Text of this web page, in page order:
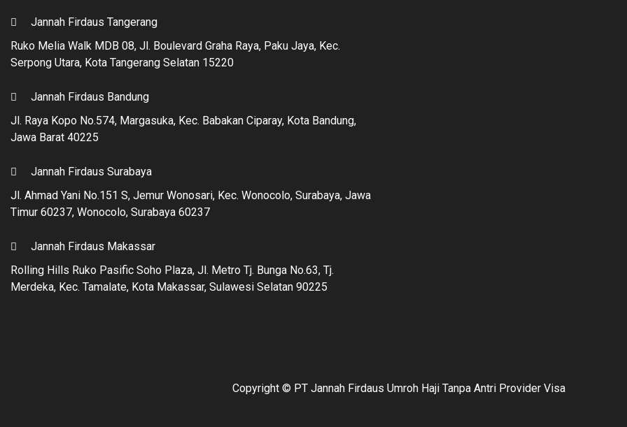
Jannah Firdaus Tangerang
Ruko Melia Walk MDB 08, Jl. Boulevard Graha Raya, Paku Jaya, Kec.
Serpong Utara, Kota Tangerang Selatan 15220
Jannah Firdaus Bandung
Jl. Raya Kopo No.574, Margasuka, Kec. Babakan Ciparay, Kota Bandung,
Jawa Barat 40225
Jannah Firdaus Surabaya
Jl. Ahmad Yani No.151 S, Jemur Wonosari, Kec. Wonocolo, Surabaya, Jawa
Timur 60237, Wonocolo, Surabaya 60237
Jannah Firdaus Makassar
Rolling Hills Ruko Pasific Soho Plaza, Jl. Metro Tj. Bunga No.63, Tj.
Merdeka, Kec. Tamalate, Kota Makassar, Sulawesi Selatan 90225
Copyright © PT Jannah Firdaus Umroh Haji Tanpa Antri Provider Visa